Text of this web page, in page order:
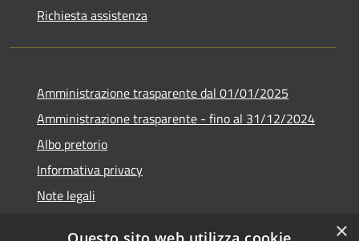
Richiesta assistenza
Amministrazione trasparente dal 01/01/2025
Amministrazione trasparente - fino al 31/12/2024
Albo pretorio
Informativa privacy
Note legali
×